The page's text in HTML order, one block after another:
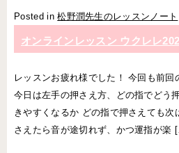
Posted in 松野潤先生のレッスンノート
オンラインレッスン ウクレレ
レッスンお疲れ様でした！ 今回も前回
今日は左手の押さえ方、どの指でどう
きやすくなるか どの指で押さえても
さえたら音が途切れず、かつ運指が楽